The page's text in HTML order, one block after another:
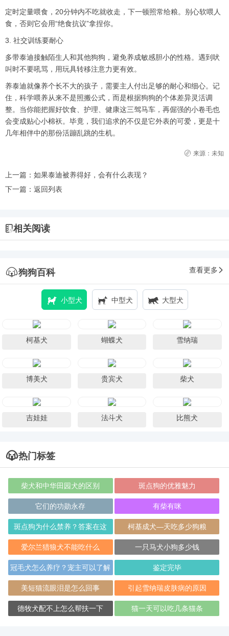
定时定量喂食，20分钟内不吃就收走，下一顿照常给粮。别心软喂人
食，否则它会用“绝食抗议”拿捏你。
3. 社交训练要耐心
多带泰迪接触陌生人和其他狗狗，避免养成敏感胆小的性格。遇到吠
叫时不要吼骂，用玩具转移注意力更有效。
养泰迪就像养个长不大的孩子，需要主人付出足够的耐心和细心。记
住，科学喂养从来不是照搬公式，而是根据狗狗的个体差异灵活调
整。当你能把握好饮食、护理、健康这三驾马车，再倔强的小卷毛也
会变成贴心小棉袄。毕竟，我们追求的不仅是它外表的可爱，更是十
几年相伴中的那份活蹦乱跳的生机。
来源：未知
上一篇： 如果泰迪被养得好，会有什么表现？
下一篇： 返回列表
相关阅读
狗狗百科 查看更多
小型犬 中型犬 大型犬
柯基犬 蝴蝶犬 雪纳瑞
博美犬 贵宾犬 柴犬
吉娃娃 法斗犬 比熊犬
热门标签
柴犬和中华田园犬的区别 斑点狗的优雅魅力
它们的功勋永存 有柴有咪
斑点狗为什么禁养？答案在这
里！
柯基成犬—天吃多少狗粮
爱尔兰猎狼犬不能吃什么 一只马犬小狗多少钱
冠毛犬怎么养疗？宠主可以了解
一下！
鉴定完毕
美短猫流眼泪是怎么回事 引起雪纳瑞皮肤病的原因
德牧犬配不上怎么帮扶一下 猫一天可以吃几条猫条